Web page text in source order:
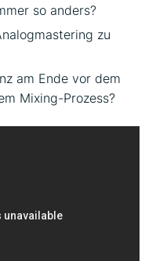
so anders?
zu
am Ende vor dem
Mixing-Prozess?